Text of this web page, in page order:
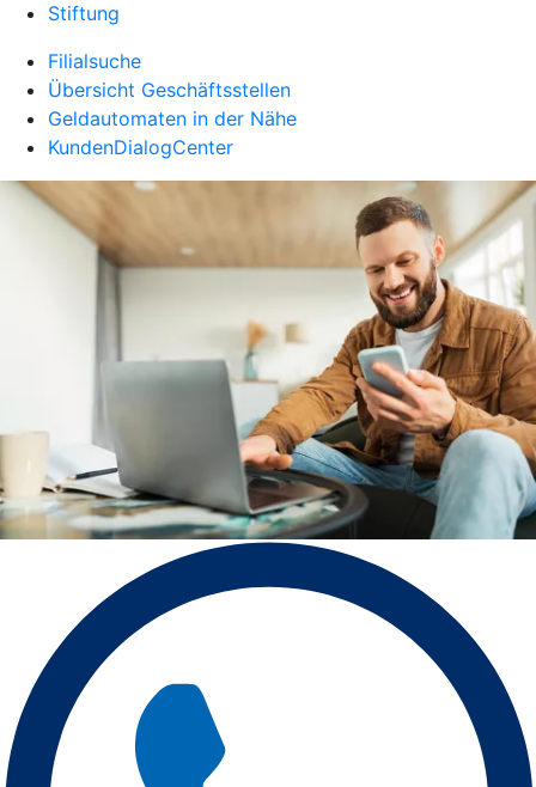
Stiftung
Filialsuche
Übersicht Geschäftsstellen
Geldautomaten in der Nähe
KundenDialogCenter